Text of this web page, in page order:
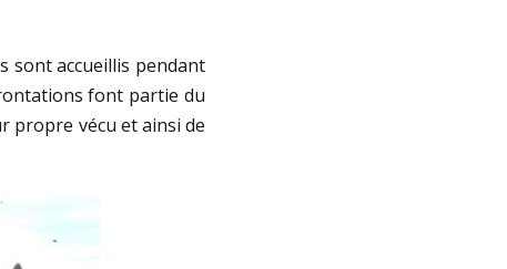
sont accueillis pendant
font partie du
propre vécu et ainsi de